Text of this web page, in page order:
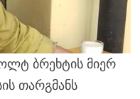
ბრეხტის მიერ
თარგმანს